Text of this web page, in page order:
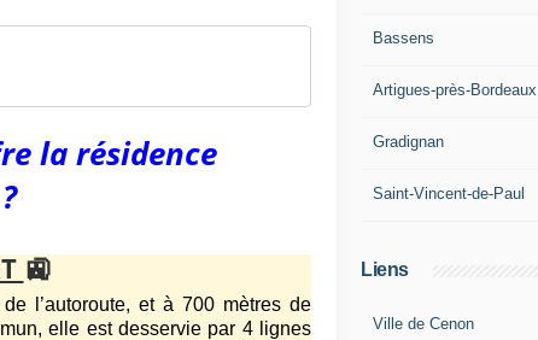
la résidence
🚉
l’autoroute, et à 700 mètres de
elle est desservie par 4 lignes
Bassens
Artigues-près-Bordeaux
Gradignan
Saint-Vincent-de-Paul
Liens
Ville de Cenon